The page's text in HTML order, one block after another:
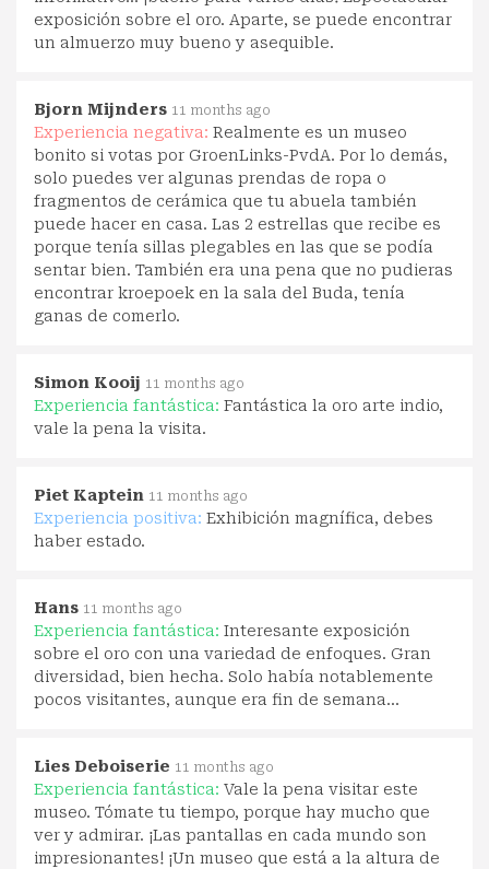
exposición sobre el oro. Aparte, se puede encontrar
un almuerzo muy bueno y asequible.
Bjorn Mijnders 11 months ago
Experiencia negativa: Realmente es un museo
bonito si votas por GroenLinks-PvdA. Por lo demás,
solo puedes ver algunas prendas de ropa o
fragmentos de cerámica que tu abuela también
puede hacer en casa. Las 2 estrellas que recibe es
porque tenía sillas plegables en las que se podía
sentar bien. También era una pena que no pudieras
encontrar kroepoek en la sala del Buda, tenía
ganas de comerlo.
Simon Kooij 11 months ago
Experiencia fantástica: Fantástica la oro arte indio,
vale la pena la visita.
Piet Kaptein 11 months ago
Experiencia positiva: Exhibición magnífica, debes
haber estado.
Hans 11 months ago
Experiencia fantástica: Interesante exposición
sobre el oro con una variedad de enfoques. Gran
diversidad, bien hecha. Solo había notablemente
pocos visitantes, aunque era fin de semana...
Lies Deboiserie 11 months ago
Experiencia fantástica: Vale la pena visitar este
museo. Tómate tu tiempo, porque hay mucho que
ver y admirar. ¡Las pantallas en cada mundo son
impresionantes! ¡Un museo que está a la altura de